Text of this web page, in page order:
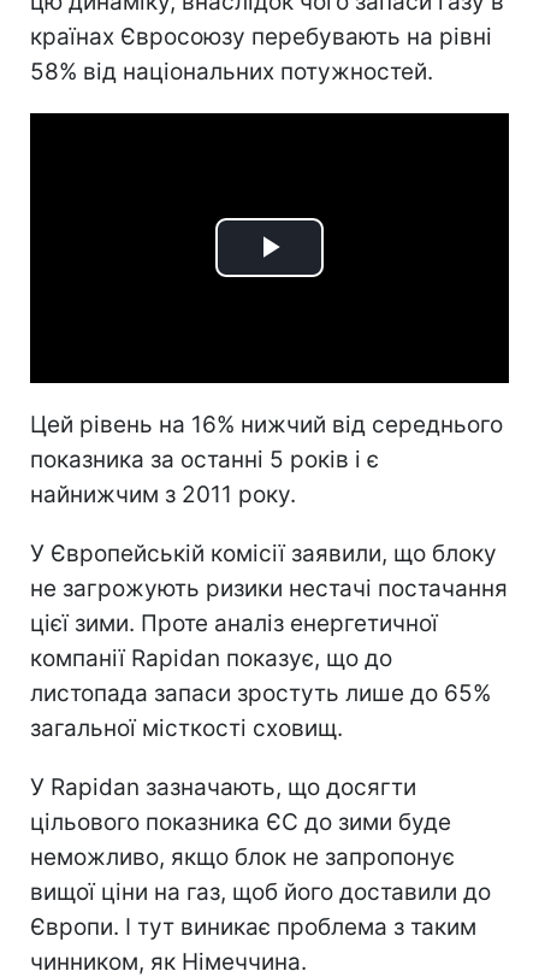
країнах Євросоюзу перебувають на рівні
58% від національних потужностей.
Play
Цей рівень на 16% нижчий від середнього
показника за останні 5 років і є
найнижчим з 2011 року.
У Європейській комісії заявили, що блоку
не загрожують ризики нестачі постачання
цієї зими. Проте аналіз енергетичної
компанії Rapidan показує, що до
листопада запаси зростуть лише до 65%
загальної місткості сховищ.
У Rapidan зазначають, що досягти
цільового показника ЄС до зими буде
неможливо, якщо блок не запропонує
вищої ціни на газ, щоб його доставили до
Європи. І тут виникає проблема з таким
чинником, як Німеччина.